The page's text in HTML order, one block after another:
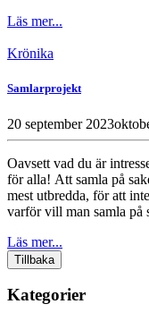
Läs mer...
Krönika
Samlarprojekt
20 september 2023
Oavsett vad du är
för alla! Att samla på
mest utbredda, för att
varför vill man samla på
Läs mer...
Tillbaka
Kategorier